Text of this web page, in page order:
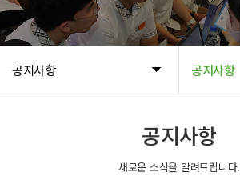
공지사항 공지사항
공지사항
새로운 소식을 알려드립니다.